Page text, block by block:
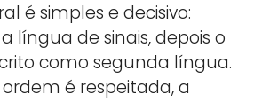
é simples e decisivo:
língua de sinais, depois o
como segunda língua.
é respeitada, a